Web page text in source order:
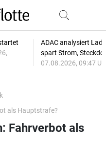
ADAC analysiert
spart Strom,
07.08.2026, 09:47
als Hauptstrafe?
Fahrverbot als